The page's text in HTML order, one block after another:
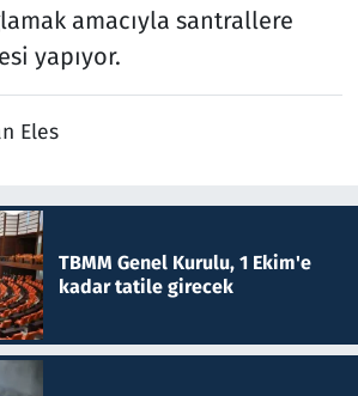
amacıyla santrallere
yapıyor.
Eles
TBMM Genel Kurulu, 1 Ekim'e
kadar tatile girecek